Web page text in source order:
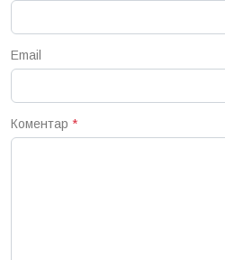
Email
Коментар *